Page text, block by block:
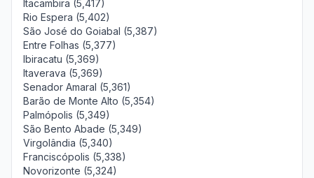
Itacambira (5,417)
Rio Espera (5,402)
São José do Goiabal (5,387)
Entre Folhas (5,377)
Ibiracatu (5,369)
Itaverava (5,369)
Senador Amaral (5,361)
Barão de Monte Alto (5,354)
Palmópolis (5,349)
São Bento Abade (5,349)
Virgolândia (5,340)
Franciscópolis (5,338)
Novorizonte (5,324)